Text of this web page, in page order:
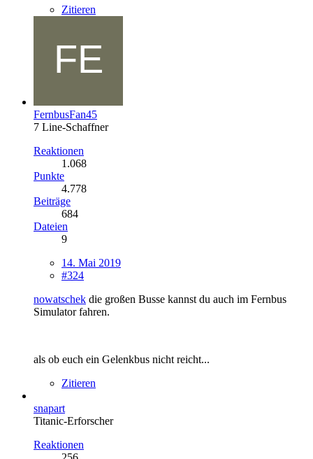
Zitieren
FernbusFan45
7 Line-Schaffner
Reaktionen
1.068
Punkte
4.778
Beiträge
684
Dateien
9
14. Mai 2019
#324
nowatschek die großen Busse kannst du auch im Fernbus
Simulator fahren.
als ob euch ein Gelenkbus nicht reicht...
Zitieren
snapart
Titanic-Erforscher
Reaktionen